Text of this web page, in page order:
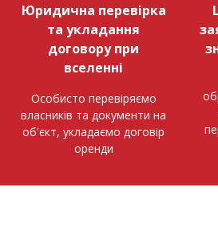
Юридична перевірка
та укладання
договору при
вселенні
Особисто перевіряємо
власників та документи на
об'єкт, укладаємо договір
оренди